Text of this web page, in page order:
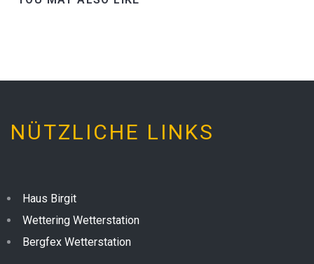
NÜTZLICHE LINKS
Haus Birgit
Wettering Wetterstation
Bergfex Wetterstation